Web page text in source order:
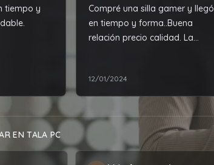
tiempo y
Compré una silla gamer y llegó
en tiempo y forma..Buena
relación precio calidad. La
12/01/2024
EN TALA PC